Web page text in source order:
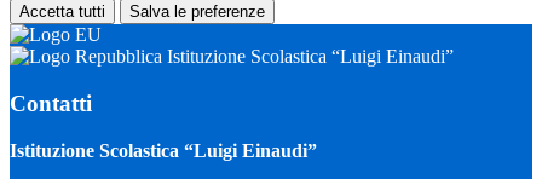
Accetta tutti Salva le preferenze
Istituzione Scolastica “Luigi Einaudi”
Contatti
Istituzione Scolastica “Luigi Einaudi”